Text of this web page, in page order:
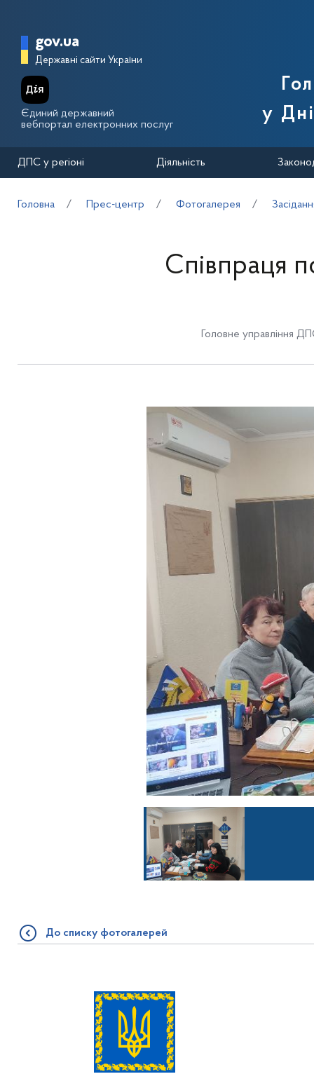
Головна сторінка Державної
gov.ua
Державні сайти України
Єдиний державний
вебпортал електронних послуг
у
ДПС у регіоні Діяльність
Головна Прес-центр Фотогалерея
Співпраця
Головне управління
До списку фотогалерей